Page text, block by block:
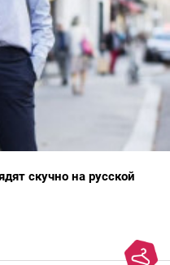
скучно на русской